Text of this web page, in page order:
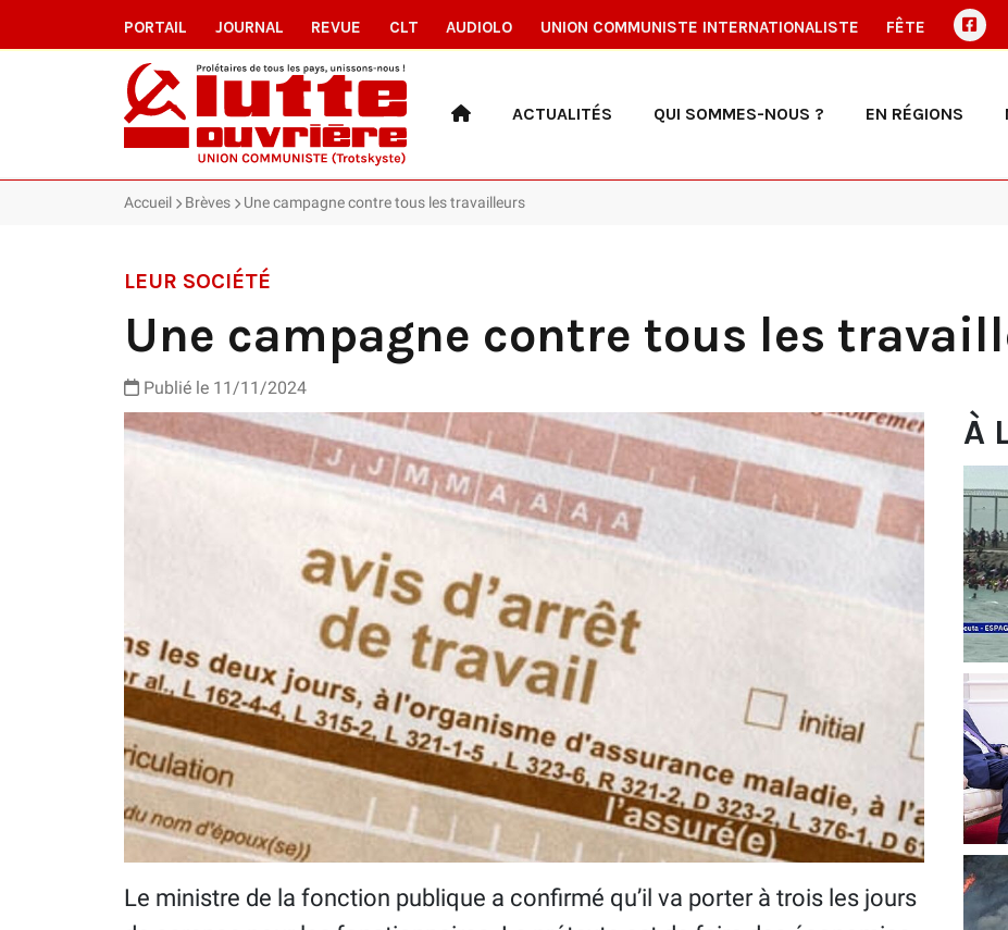
PORTAIL JOURNAL REVUE CLT AUDIOLO UNION COMMUNISTE INTERNATIONALISTE FÊTE
ACTUALITÉS QUI SOMMES-NOUS ? EN RÉGIONS
Accueil Brèves Une campagne contre tous les travailleurs
LEUR SOCIÉTÉ
Une campagne contre tous les
Publié le 11/11/2024
Le ministre de la fonction publique a confirmé qu’il va porter à trois les jours
À